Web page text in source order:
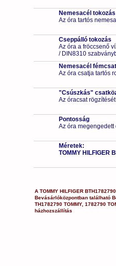
Nemesacél tokozás
Az óra tartós
Cseppálló tokozás
Az óra a fröccsenő
/ DIN8310
Nemesacél fémcsat
Az óra csatja tartós
"Csúszkás"
Az óracsat
Pontosság
Az óra
Méretek:
TOMMY HILFIGER
A TOMMY HILFIGER
Bevásárlóközpontbantalálható
TH1782790 TOMMY, 1782790
házhozszállítás